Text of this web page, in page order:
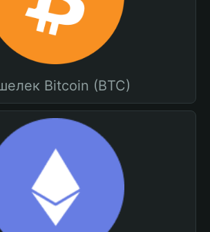
Bitcoin (BTC)